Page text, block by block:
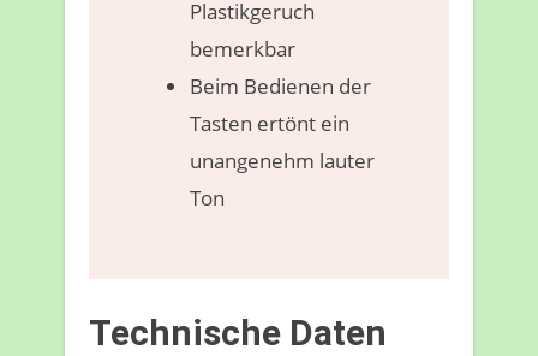
Plastikgeruch
bemerkbar
Beim Bedienen der
Tasten ertönt ein
unangenehm lauter
Ton
Technische Daten